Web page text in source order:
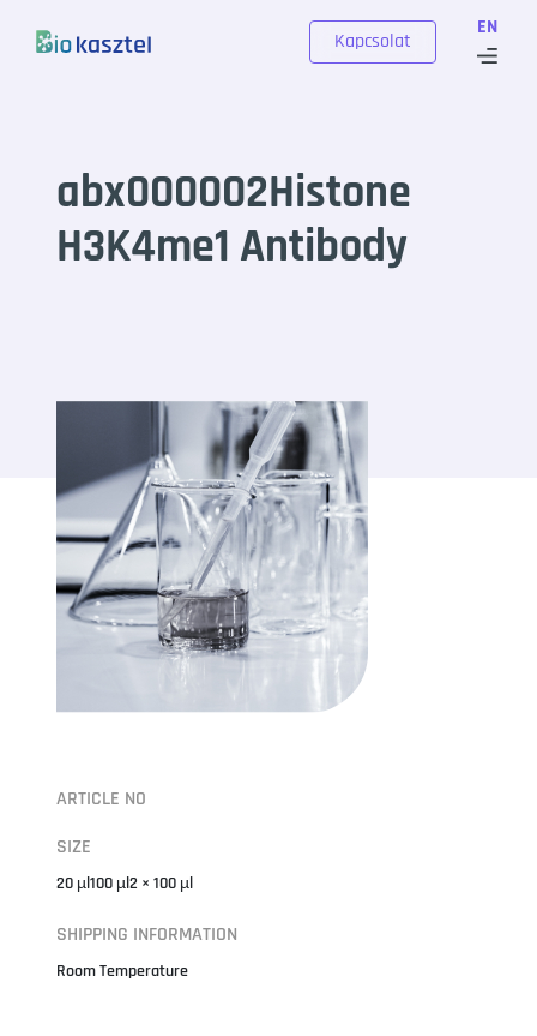
EN
Kapcsolat
abx000002Histone
H3K4me1 Antibody
ARTICLE NO
SIZE
20 µl100 µl2 × 100 µl
SHIPPING INFORMATION
Room Temperature